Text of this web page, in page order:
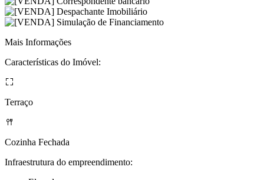
Mais Informações
Características do Imóvel:
Terraço
Cozinha Fechada
Infraestrutura do empreendimento: